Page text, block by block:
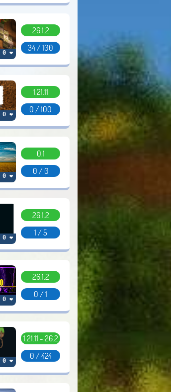
0 ❤
26.1.2
34 / 100
0 ❤
1.21.11
0 / 100
0 ❤
0.1
0 / 0
0 ❤
26.1.2
1 / 5
0 ❤
26.1.2
0 / 1
0 ❤
1.21.11 - 26.2
0 / 424